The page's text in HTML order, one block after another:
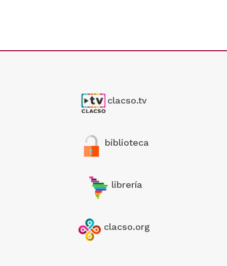
clacso.tv
biblioteca
librería
clacso.org